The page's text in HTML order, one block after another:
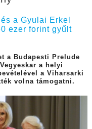
a Gyulai Erkel
ezer forint gyűlt
a Budapesti Prelude
a helyi
a Viharsarki
volna támogatni.